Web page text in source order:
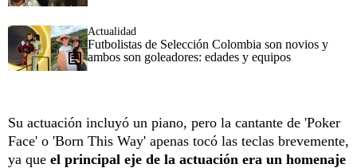
Actualidad
Futbolistas de Selección Colombia son novios y
ambos son goleadores: edades y equipos
Su actuación incluyó un piano, pero la cantante de 'Poker
Face' o 'Born This Way' apenas tocó las teclas brevemente,
ya que el principal eje de la actuación era un homenaje